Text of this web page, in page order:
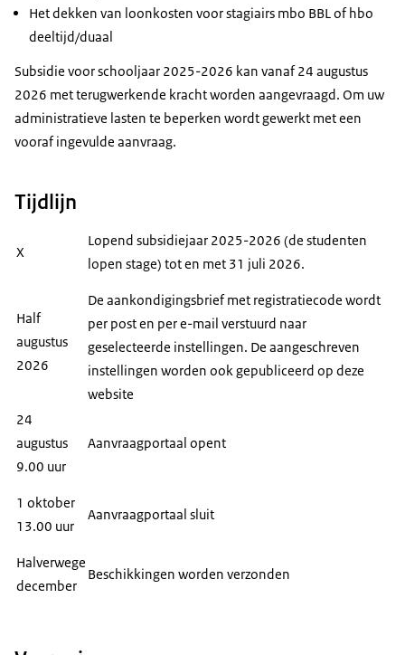
Het dekken van loonkosten voor stagiairs mbo BBL of hbo
deeltijd/duaal
Subsidie voor schooljaar 2025-2026 kan vanaf 24 augustus
2026 met terugwerkende kracht worden aangevraagd. Om uw
administratieve lasten te beperken wordt gewerkt met een
vooraf ingevulde aanvraag.
Tijdlijn
X
Lopend subsidiejaar 2025-2026 (de studenten
lopen stage) tot en met 31 juli 2026.
Half
augustus
2026
De aankondigingsbrief met registratiecode wordt
per post en per e-mail verstuurd naar
geselecteerde instellingen. De aangeschreven
instellingen worden ook gepubliceerd op deze
website
24
augustus
9.00 uur
Aanvraagportaal opent
1 oktober
13.00 uur
Aanvraagportaal sluit
Halverwege
december
Beschikkingen worden verzonden